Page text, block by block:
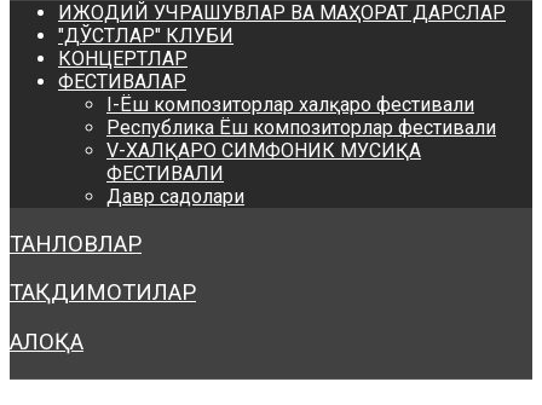
ИЖОДИЙ УЧРАШУВЛАР ВА МАҲОРАТ ДАРСЛАР
"ДЎСТЛАР" КЛУБИ
КОНЦЕРТЛАР
ФЕСТИВАЛАР
I-Ёш композиторлар халқаро фестивали
Республика Ёш композиторлар фестивали
V-ХАЛҚАРО СИМФОНИК МУСИҚА
ФЕСТИВАЛИ
Давр садолари
ТАНЛОВЛАР
ТАҚДИМОТИЛАР
АЛОҚА